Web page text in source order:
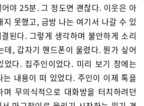
야 25분. 그 정도면 괜찮다. 이웃은 아
지 못했고, 금방 나는 여기서 나갈 수 있
된다. 그렇게 생각하며 불안하게 소리
데, 갑자기 핸드폰이 울렸다. 뭔가 싶어
다. 집주인이었다. 미리 보기 창에는
는 내용이 떠 있었다. 주인이 이제 톡을
무의식적으로 대화방을 터치하려던